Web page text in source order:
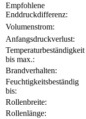
Empfohlene
Enddruckdifferenz:
Volumenstrom:
Anfangsdruckverlust:
Temperaturbeständigkeit
bis max.:
Brandverhalten:
Feuchtigkeitsbeständig
bis:
Rollenbreite:
Rollenlänge: